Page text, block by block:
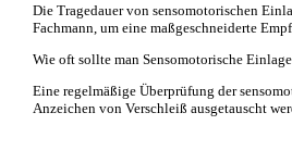
Die Tragedauer von sensomotorischen
Fachmann, um eine maßgeschneiderte
Wie oft sollte man Sensomotorische
Eine regelmäßige Überprüfung der
Anzeichen von Verschleiß ausgetauscht